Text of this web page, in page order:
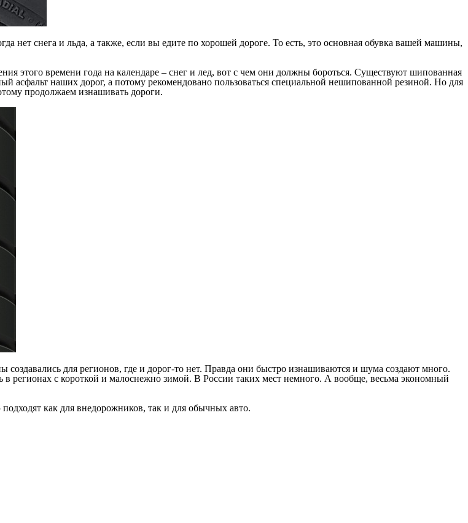
нет снега и льда, а также, если вы едите по хорошей дороге. То есть, это основная обувка вашей машины,
этого времени года на календаре – снег и лед, вот с чем они должны бороться. Существуют шипованная
наших дорог, а потому рекомендовано пользоваться специальной нешипованной резиной. Но для
продолжаем изнашивать дороги.
для регионов, где и дорог-то нет. Правда они быстро изнашиваются и шума создают много.
регионах с короткой и малоснежно зимой. В России таких мест немного. А вообще, весьма экономный
как для внедорожников, так и для обычных авто.